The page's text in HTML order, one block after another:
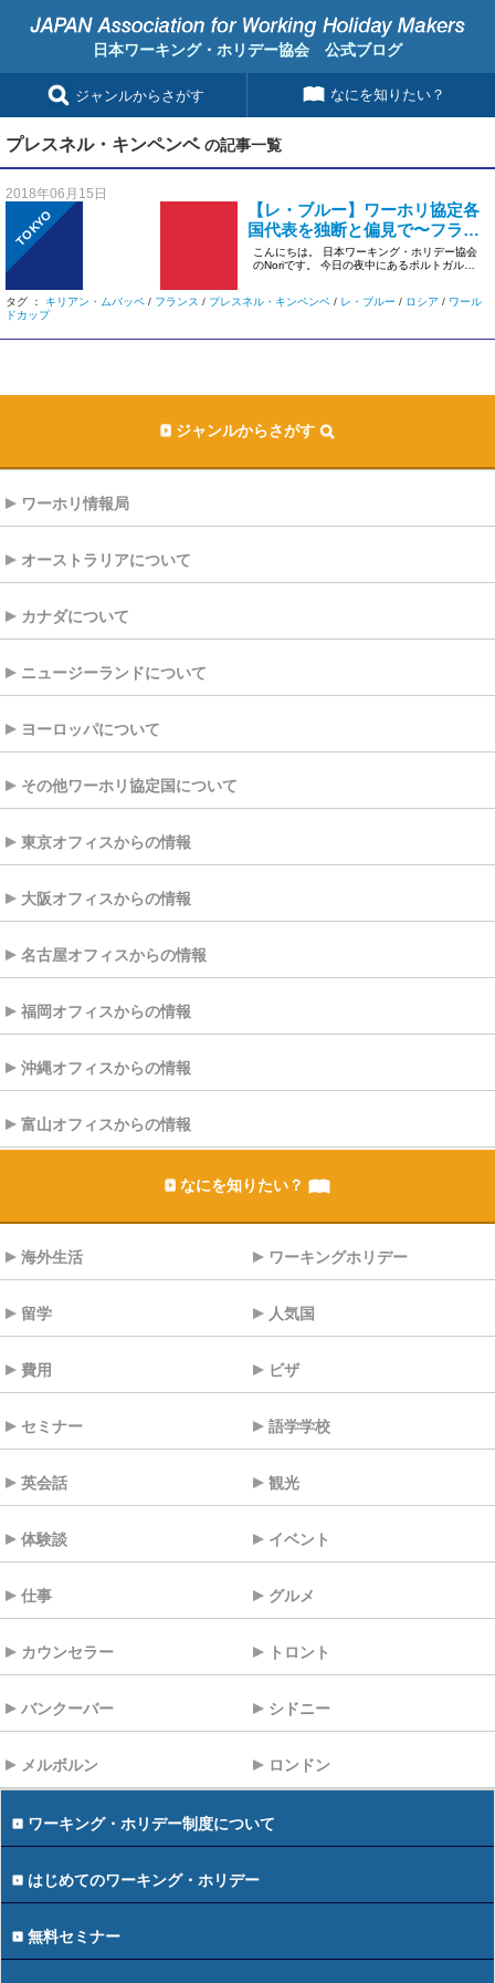
日本ワーキング・ホリデー協会 公式ブログ
ジャンルからさがす なにを知りたい？
プレスネル・キンペンベの記事一覧
2018年06月15日
TOKYO
【レ・ブルー】ワーホリ協定各
国代表を独断と偏見で〜フラン
ス編〜【２０１８年ロシアワー
ルドカップ】
こんにちは。 日本ワーキング・ホリデー協会
のNoriです。 今日の夜中にあるポルトガル対
タグ ： キリアン・ムバッペ / フランス / プレスネル・キンペンベ / レ・ブルー / ロシア / ワール
ドカップ
ジャンルからさがす
ワーホリ情報局
オーストラリアについて
カナダについて
ニュージーランドについて
ヨーロッパについて
その他ワーホリ協定国について
東京オフィスからの情報
大阪オフィスからの情報
名古屋オフィスからの情報
福岡オフィスからの情報
沖縄オフィスからの情報
富山オフィスからの情報
なにを知りたい？
海外生活 ワーキングホリデー
留学 人気国
費用 ビザ
セミナー 語学学校
英会話 観光
体験談 イベント
仕事 グルメ
カウンセラー トロント
バンクーバー シドニー
メルボルン ロンドン
ワーキング・ホリデー制度について
はじめてのワーキング・ホリデー
無料セミナー